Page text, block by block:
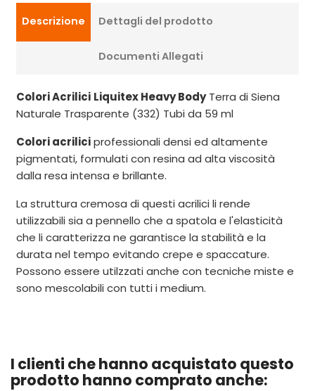
Descrizione Dettagli del prodotto
Documenti Allegati
Colori Acrilici Liquitex Heavy BodyTerra di Siena
Naturale Trasparente (332) Tubi da 59 ml
Colori acriliciprofessionali densi ed altamente
pigmentati, formulati con resina ad alta viscosità
dalla resa intensa e brillante.
La struttura cremosa di questi acrilici li rende
utilizzabili sia a pennello che a spatola e l'elasticità
che li caratterizza ne garantisce la stabilità e la
durata nel tempo evitando crepe e spaccature.
Possono essere utilzzati anche con tecniche miste e
sono mescolabili con tutti i medium.
I clienti che hanno acquistato questo
prodotto hanno comprato anche: